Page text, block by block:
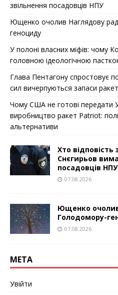
звільнення посадовців НПУ
Ющенко очолив Наглядову
геноциду
У полоні власних міфів: чому
головною ідеологічною
Глава Пентагону спростовує
сил вичерпуються запаси
Чому США не готові передати
виробництво ракет Patriot:
альтернативи
Хто
Снєгирьов
посадовців НПУ
07.08.2026
Ющенко
Голодомору-
07.08.2026
МЕТА
Увійти